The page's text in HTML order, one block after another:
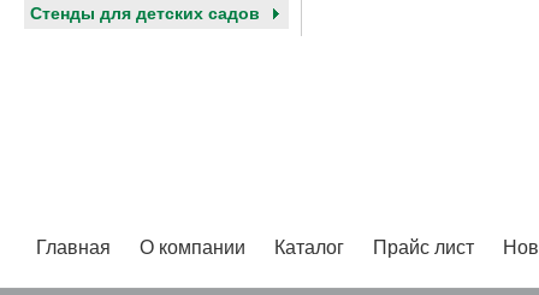
Cтенды для детских садов
Главная О компании Каталог Прайс лист